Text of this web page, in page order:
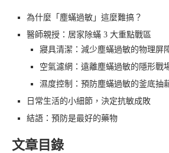
為什麼「塵蟎過敏」這麼難搞？
醫師親授：居家除蟎 3 大重點戰區
寢具清潔：減少塵蟎過敏的物理屏
空氣濾網：遠離塵蟎過敏的隱形戰
濕度控制：預防塵蟎過敏的釜底抽
日常生活的小細節，決定抗敏成敗
結語：預防是最好的藥物
文章目錄